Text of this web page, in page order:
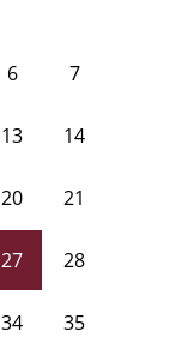
6 7
13 14
20 21
27 28
34 35